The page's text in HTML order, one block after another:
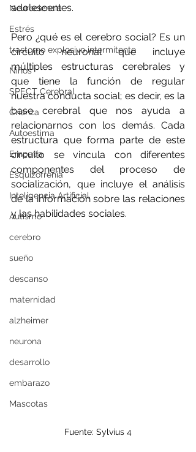
Neurociencia
Estrés
trastorno explosivo intermitente
Niños
SPECT Cerebral
Crianza
Autoestima
Empatía
Esquizofrenia
Inteligencia Artificial
Autismo
cerebro
sueño
descanso
maternidad
alzheimer
neurona
desarrollo
embarazo
Mascotas
adolescentes.
Pero ¿qué es el cerebro social? Es un
circuito neuronal que incluye
múltiples estructuras cerebrales y
que tiene la función de regular
nuestra conducta social; es decir, es la
base cerebral que nos ayuda a
relacionarnos con los demás. Cada
estructura que forma parte de este
circuito se vincula con diferentes
componentes del proceso de
socialización, que incluye el análisis
de la información sobre las relaciones
y las habilidades sociales.
Fuente: Sylvius 4